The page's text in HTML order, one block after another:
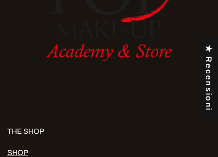
THE SHOP
SHOP
★ Recensioni